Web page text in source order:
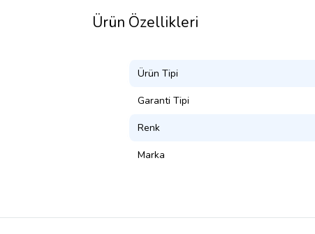
Ürün Özellikleri
Ürün Tipi
Garanti Tipi
Renk
Marka